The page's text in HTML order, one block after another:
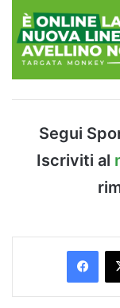
Segui
Iscriviti al